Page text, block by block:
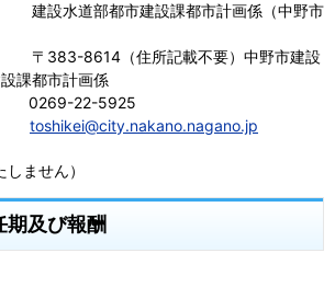
設水道部都市建設課都市計画係（中野市
383-8614（住所記載不要）中野市建設
課都市計画係
0269-22-5925
toshikei@city.nakano.nagano.jp
しません）
期及び報酬